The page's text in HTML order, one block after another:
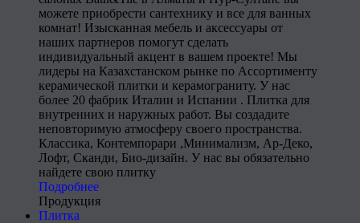
можете приобрести сантехнику и все для ванных
комнат! Изысканная мебель и аксессуары от
наших партнеров помогут сделать
индивидуальный акцент в вашем проекте! Мы
лидеры на Казахстанском рынке по Ассортименту
керамической плитки и керамограниту. У нас
более 20 фабрик Италии и Испании . Плитка для
внутренних и наружных работ. Вы создадите
неповторимую атмосферу своего пространства.
Классика, Контемпорари ,Минимализм, Ар-Деко,
Лофт, Сканди, Био-дизайн. У нас вы обязательно
найдете свою плитку
Подробнее
Продукция
Плитка